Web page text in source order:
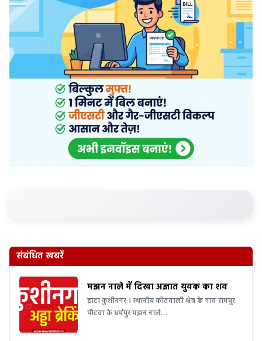
संबंधित खबरें
मझन नाले में दिखा अज्ञात युवक का शव
हाटा कुशीनगर । स्थानीय कोतवाली क्षेत्र के गाव रामपुर
पौटवा के धर्मपुर मझन नाले…